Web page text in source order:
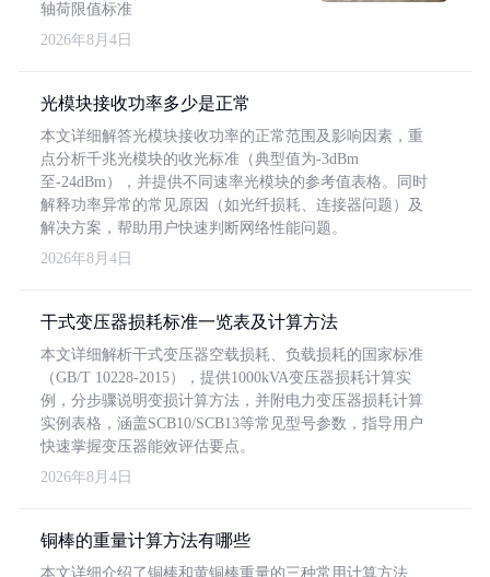
轴荷限值标准
2026年8月4日
光模块接收功率多少是正常
本文详细解答光模块接收功率的正常范围及影响因素，重
点分析千兆光模块的收光标准（典型值为-3dBm
至-24dBm），并提供不同速率光模块的参考值表格。同时
解释功率异常的常见原因（如光纤损耗、连接器问题）及
解决方案，帮助用户快速判断网络性能问题。
2026年8月4日
干式变压器损耗标准一览表及计算方法
本文详细解析干式变压器空载损耗、负载损耗的国家标准
（GB/T 10228-2015），提供1000kVA变压器损耗计算实
例，分步骤说明变损计算方法，并附电力变压器损耗计算
实例表格，涵盖SCB10/SCB13等常见型号参数，指导用户
快速掌握变压器能效评估要点。
2026年8月4日
铜棒的重量计算方法有哪些
本文详细介绍了铜棒和黄铜棒重量的三种常用计算方法